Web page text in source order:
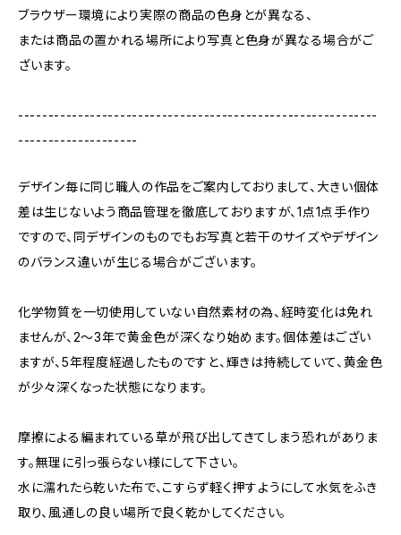
ブラウザー環境により実際の商品の色身とが異なる、
または商品の置かれる場所により写真と色身が異なる場合がご
ざいます。
------------------------------------------------------------
--------------------
デザイン毎に同じ職人の作品をご案内しておりまして、大きい個体
差は生じないよう商品管理を徹底しておりますが、1点1点手作り
ですので、同デザインのものでもお写真と若干のサイズやデザイン
のバランス違いが生じる場合がございます。
化学物質を一切使用していない自然素材の為、経時変化は免れ
ませんが、2〜3年で黄金色が深くなり始めます。個体差はござい
ますが、5年程度経過したものですと、輝きは持続していて、黄金色
が少々深くなった状態になります。
摩擦による編まれている草が飛び出してきてしまう恐れがありま
す。無理に引っ張らない様にして下さい。
水に濡れたら乾いた布で、こすらず軽く押すようにして水気をふき
取り、風通しの良い場所で良く乾かしてください。